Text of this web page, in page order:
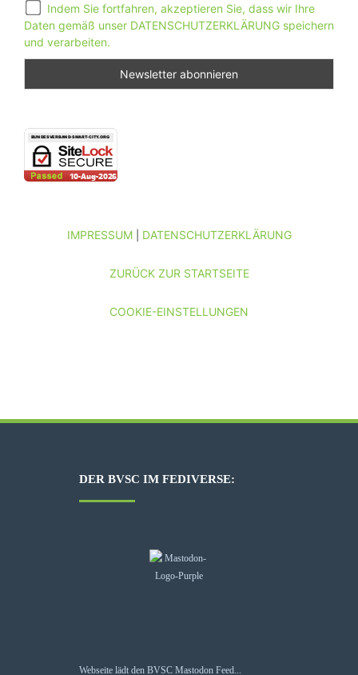
Indem Sie fortfahren, akzeptieren Sie, dass wir Ihre
Daten gemäß unser DATENSCHUTZERKLÄRUNG speichern
und verarbeiten.
IMPRESSUM| DATENSCHUTZERKLÄRUNG
ZURÜCK ZUR STARTSEITE
COOKIE-EINSTELLUNGEN
DER BVSC IM FEDIVERSE:
Webseite lädt den BVSC Mastodon Feed...